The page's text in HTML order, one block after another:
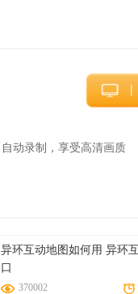
自动录制，享受高清画质
异环互动地图如何用 异环
口
370002